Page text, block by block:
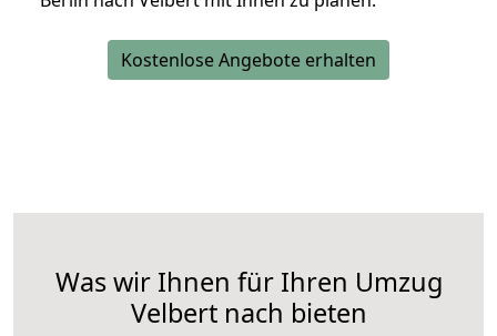
Kostenlose Angebote erhalten
Was wir Ihnen für Ihren Umzug
Velbert nach bieten